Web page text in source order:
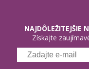
NAJDÔLEŽITEJŠIE
Získajte